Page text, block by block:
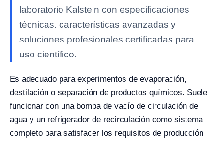
laboratorio Kalstein con especificaciones
técnicas, características avanzadas y
soluciones profesionales certificadas para
uso científico.
Es adecuado para experimentos de evaporación,
destilación o separación de productos químicos. Suele
funcionar con una bomba de vacío de circulación de
agua y un refrigerador de recirculación como sistema
completo para satisfacer los requisitos de producción